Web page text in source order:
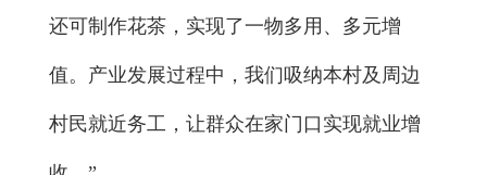
还可制作花茶，实现了一物多用、多元增
值。产业发展过程中，我们吸纳本村及周边
村民就近务工，让群众在家门口实现就业增